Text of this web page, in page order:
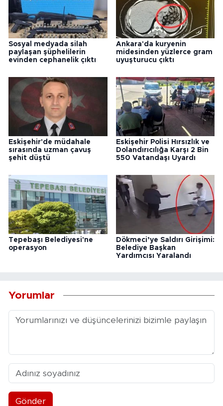
Sosyal medyada silah
paylaşan şüphelilerin
evinden cephanelik çıktı
Ankara'da kuryenin
midesinden yüzlerce gram
uyuşturucu çıktı
Eskişehir'de müdahale
sırasında uzman çavuş
şehit düştü
Eskişehir Polisi Hırsızlık ve
Dolandırıcılığa Karşı 2 Bin
550 Vatandaşı Uyardı
Tepebaşı Belediyesi'ne
operasyon
Dökmeci’ye Saldırı Girişimi:
Belediye Başkan
Yardımcısı Yaralandı
Yorumlar
Gönder